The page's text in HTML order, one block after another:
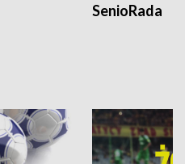
SenioRada